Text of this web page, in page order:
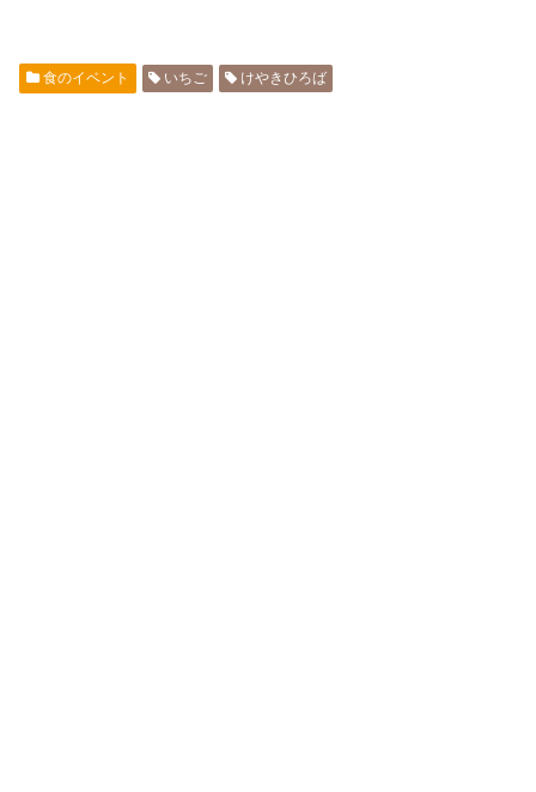
食のイベント いちご けやきひろば